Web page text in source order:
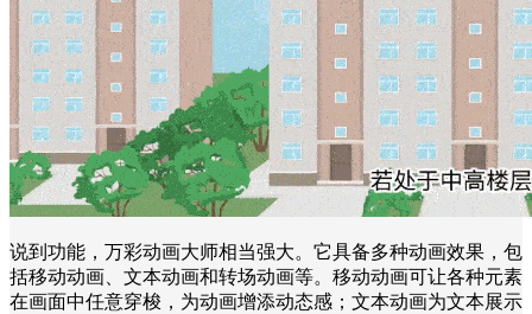
说到功能，万彩动画大师相当强大。它具备多种动画效果，包
括移动动画、文本动画和转场动画等。移动动画可让各种元素
在画面中任意穿梭，为动画增添动态感；文本动画为文本展示